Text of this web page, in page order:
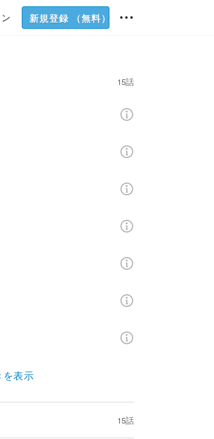
新規登録 （無料）
15話
を表示
15話